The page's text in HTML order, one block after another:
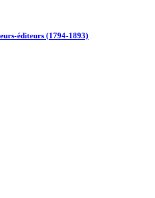
éditeurs (1794-1893)